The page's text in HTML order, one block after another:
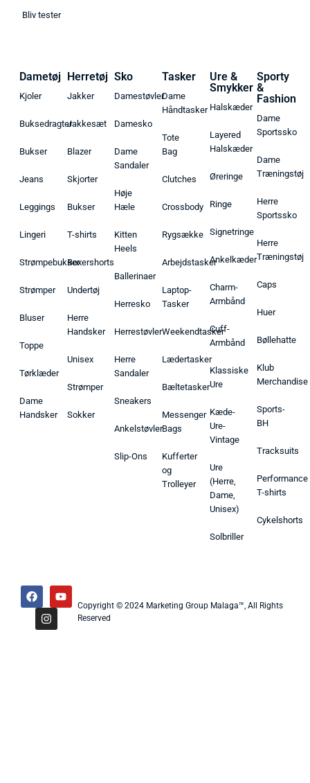
Bliv tester
Dametøj
Kjoler
Buksedragter
Bukser
Jeans
Leggings
Lingeri
Strømpebukser
Strømper
Bluser
Toppe
Tørklæder
Dame
Handsker
Herretøj
Jakker
Jakkesæt
Blazer
Skjorter
Bukser
T-shirts
Boxershorts
Undertøj
Herre
Handsker
Unisex
Strømper
Sokker
Sko
Damestøvler
Damesko
Dame
Sandaler
Høje
Hæle
Kitten
Heels
Ballerinaer
Herresko
Herrestøvler
Herre
Sandaler
Sneakers
Ankelstøvler
Slip-Ons
Tasker
Dame
Håndtasker
Tote
Bag
Clutches
Crossbody
Rygsække
Arbejdstasker
Laptop-
Tasker
Weekendtasker
Lædertasker
Bæltetasker
Messenger
Bags
Kufferter
og
Trolleyer
Ure &
Smykker
Halskæder
Layered
Halskæder
Øreringe
Ringe
Signetringe
Ankelkæder
Charm-
Armbånd
Cuff-
Armbånd
Klassiske
Ure
Kæde-
Ure-
Vintage
Ure
(Herre,
Dame,
Unisex)
Solbriller
Sporty
&
Fashion
Dame
Sportssko
Dame
Træningstøj
Herre
Sportssko
Herre
Træningstøj
Caps
Huer
Bøllehatte
Klub
Merchandise
Sports-
BH
Tracksuits
Performance
T-shirts
Cykelshorts
Copyright © 2024 Marketing Group Malaga™, All Rights
Reserved